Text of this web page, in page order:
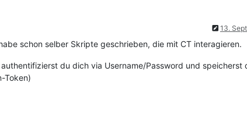
13.
schon selber Skripte geschrieben, die mit CT interagieren.
du dich via Username/Password und speicherst
Token)